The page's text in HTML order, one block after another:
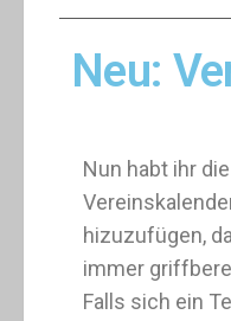
Neu:
Nun habt ihr
hizuzufügen,
immer
Falls sich ein